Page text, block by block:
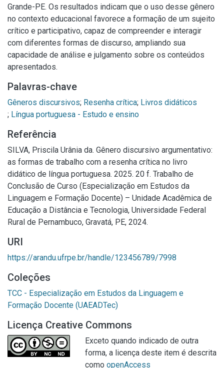
Grande-PE. Os resultados indicam que o uso desse gênero
no contexto educacional favorece a formação de um sujeito
crítico e participativo, capaz de compreender e interagir
com diferentes formas de discurso, ampliando sua
capacidade de análise e julgamento sobre os conteúdos
apresentados.
Palavras-chave
Gêneros discursivos; Resenha crítica;
; Língua portuguesa - Estudo e ensino
Referência
SILVA, Priscila Urânia da. Gênero discursivo argumentativo:
as formas de trabalho com a resenha crítica no livro
didático de língua portuguesa. 2025. 20 f. Trabalho de
Conclusão de Curso (Especialização em Estudos da
Linguagem e Formação Docente) – Unidade Acadêmica de
Educação a Distância e Tecnologia, Universidade Federal
Rural de Pernambuco, Gravatá, PE, 2024.
URI
https://arandu.ufrpe.br/handle/123456789/7998
Coleções
TCC - Especialização em Estudos da Linguagem e
Formação Docente (UAEADTec)
Licença Creative Commons
Exceto quando indicado de outra
forma, a licença deste item é descrita
como openAccess